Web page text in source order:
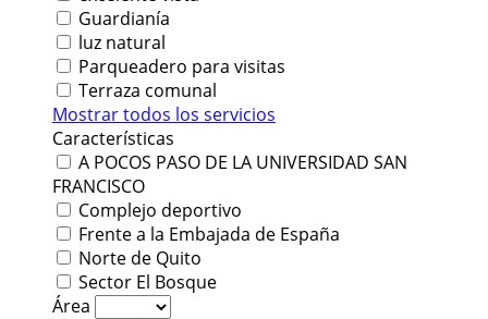
Guardianía
luz natural
Parqueadero para visitas
Terraza comunal
Mostrar todos los servicios
Características
A POCOS PASO DE LA UNIVERSIDAD SAN
FRANCISCO
Complejo deportivo
Frente a la Embajada de España
Norte de Quito
Sector El Bosque
Área